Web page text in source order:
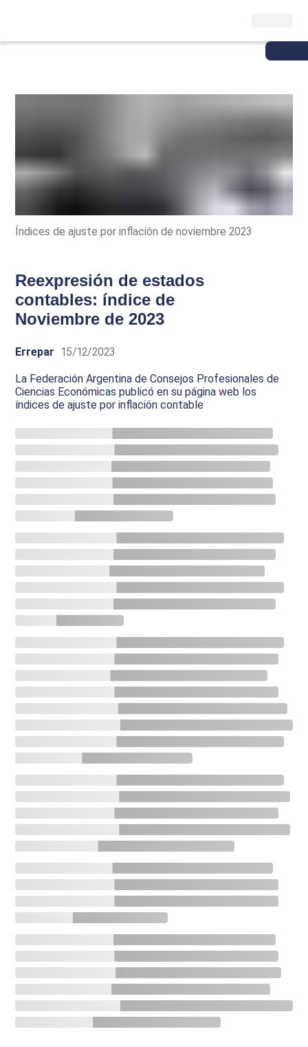
Índices de ajuste por inflación de noviembre 2023
Reexpresión de estados
contables: índice de
Noviembre de 2023
Errepar 15/12/2023
La Federación Argentina de Consejos Profesionales de
Ciencias Económicas publicó en su página web los
índices de ajuste por inflación contable